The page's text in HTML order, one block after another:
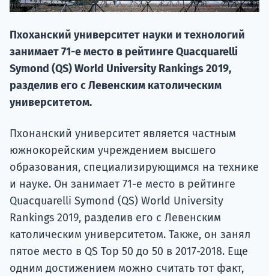
Пхоханский университет науки и технологий
занимает 71-е место в рейтинге Quacquarelli
Symond (QS) World University Rankings 2019,
разделив его с Левенским католическим
университетом.
Пхонанский университет является частным
южнокорейским учреждением высшего
образования, специализирующимся на технике
и науке. Он занимает 71-е место в рейтинге
Quacquarelli Symond (QS) World University
Rankings 2019, разделив его с Левенским
католическим университетом. Также, он занял
пятое место в QS Top 50 до 50 в 2017-2018. Еще
одним достижением можно считать тот факт,